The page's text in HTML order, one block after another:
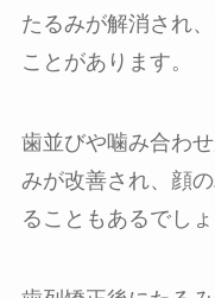
たるみが解消され
ことがあります。
歯並びや噛み合わ
みが改善され、顔
ることもあるでしょ